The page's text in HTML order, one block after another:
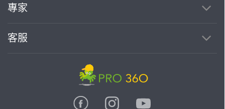
專家
客服